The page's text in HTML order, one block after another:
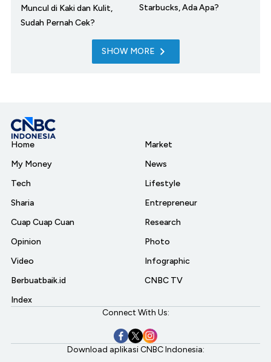
Muncul di Kaki dan Kulit,
Sudah Pernah Cek?
Starbucks, Ada Apa?
SHOW MORE
Home
My Money
Tech
Sharia
Cuap Cuap Cuan
Opinion
Video
Berbuatbaik.id
Index
Market
News
Lifestyle
Entrepreneur
Research
Photo
Infographic
CNBC TV
Connect With Us:
Download aplikasi CNBC Indonesia: